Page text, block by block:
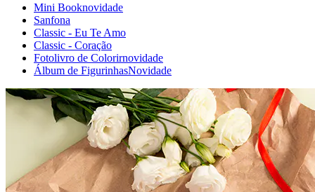
Mini Booknovidade
Sanfona
Classic - Eu Te Amo
Classic - Coração
Fotolivro de Colorirnovidade
Álbum de FigurinhasNovidade